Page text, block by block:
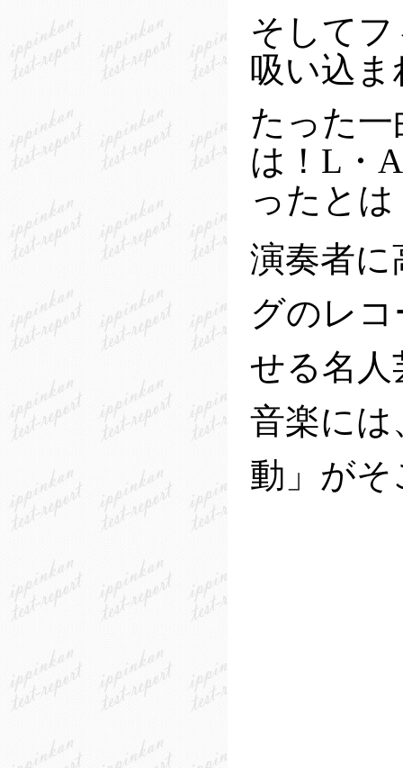
そして
吸い込
たった
は！L・
ったとは
演奏者
グのレ
せる名人
音楽には
動」が